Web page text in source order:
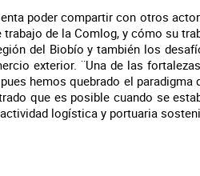
poder compartir con otros
de la Comlog, y cómo su
del Biobío y también los
exterior. ¨Una de las
hemos quebrado el paradigma
que es posible cuando se
logística y portuaria